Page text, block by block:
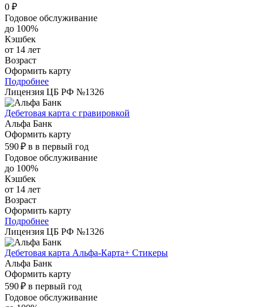
0 ₽
Годовое обслуживание
до 100%
Кэшбек
от 14 лет
Возраст
Оформить карту
Подробнее
Лицензия ЦБ РФ №1326
Дебетовая карта с гравировкой
Альфа Банк
Оформить карту
590 ₽ в в первый год
Годовое обслуживание
до 100%
Кэшбек
от 14 лет
Возраст
Оформить карту
Подробнее
Лицензия ЦБ РФ №1326
Дебетовая карта Альфа-Карта+ Стикеры
Альфа Банк
Оформить карту
590 ₽ в первый год
Годовое обслуживание